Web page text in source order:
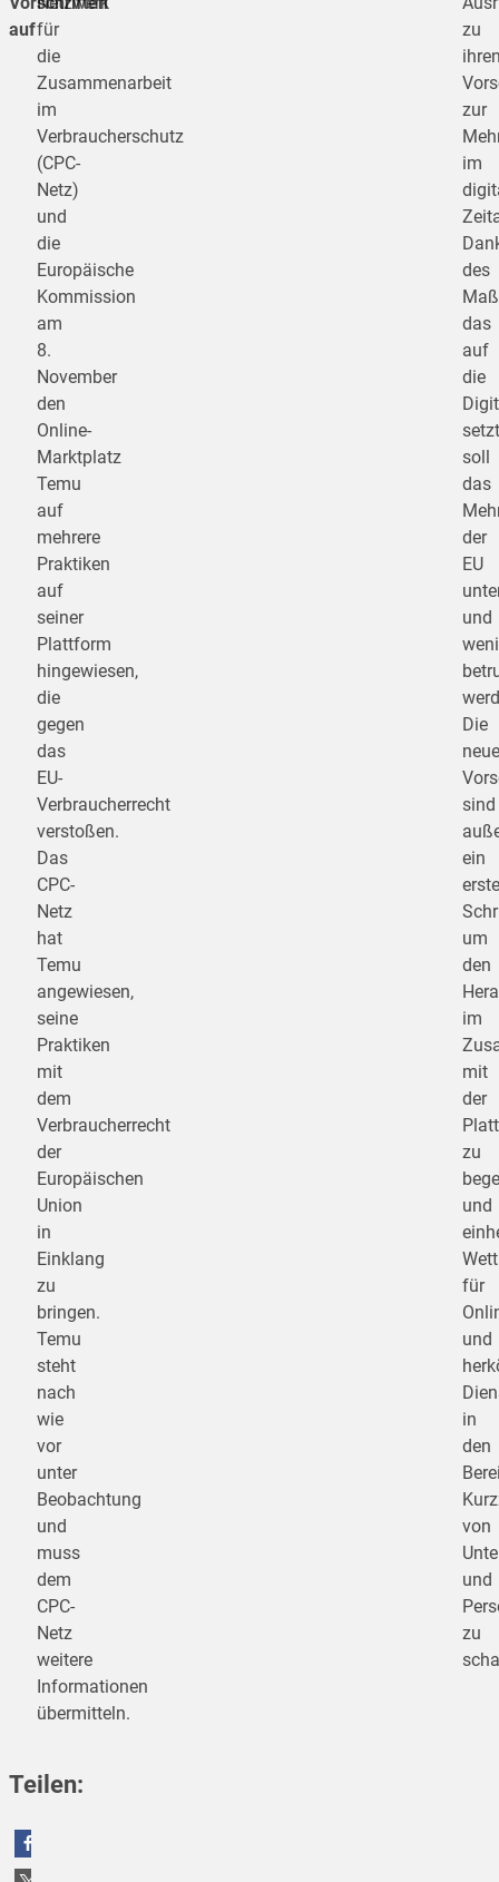
auffür
die
Zusammenarbeit
im
Verbraucherschutz
(CPC-
Netz)
und
die
Europäische
Kommission
am
8.
November
den
Online-
Marktplatz
Temu
auf
mehrere
Praktiken
auf
seiner
Plattform
hingewiesen,
die
gegen
das
EU-
Verbraucherrecht
verstoßen.
Das
CPC-
Netz
hat
Temu
angewiesen,
seine
Praktiken
mit
dem
Verbraucherrecht
der
Europäischen
Union
in
Einklang
zu
bringen.
Temu
steht
nach
wie
vor
unter
Beobachtung
und
muss
dem
CPC-
Netz
weitere
Informationen
übermitteln.
zu
zur
im
des
das
auf
die
soll
das
der
EU
und
Die
sind
ein
um
den
im
mit
der
zu
und
für
und
in
den
von
und
zu
Teilen:
teilen